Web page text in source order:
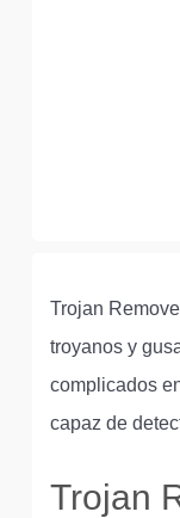
Trojan
troyanos y
complicados
capaz de
Trojan